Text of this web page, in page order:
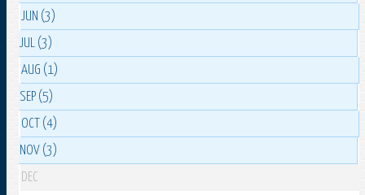
JUN (3)
JUL (3)
AUG (1)
SEP (5)
OCT (4)
NOV (3)
DEC